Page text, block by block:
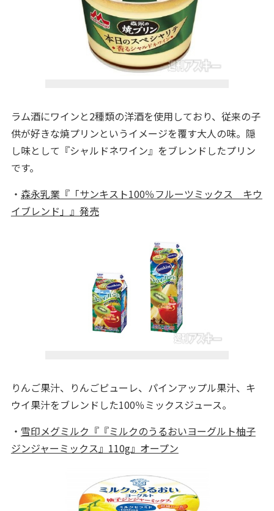
ラム酒にワインと2種類の洋酒を使用しており、従来の子
供が好きな焼プリンというイメージを覆す大人の味。隠
し味として『シャルドネワイン』をブレンドしたプリン
です。
・ 森永乳業『「サンキスト100％フルーツミックス キウ
イブレンド」』発売
りんご果汁、りんごピューレ、パインアップル果汁、キ
ウイ果汁をブレンドした100％ミックスジュース。
・ 雪印メグミルク『『ミルクのうるおいヨーグルト柚子
ジンジャーミックス』110g』オープン